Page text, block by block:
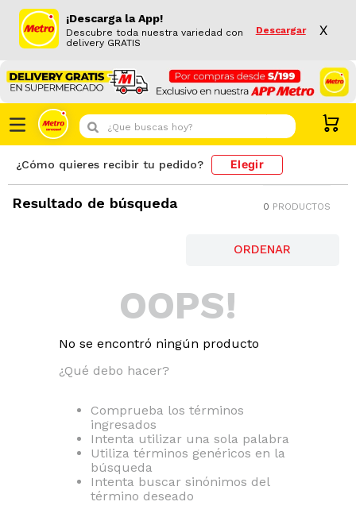
¡Descarga la App!
Descubre toda nuestra variedad con
delivery GRATIS
Descargar X
¿Que buscas hoy?
¿Cómo quieres recibir tu pedido? Elegir
Resultado de búsqueda 0 PRODUCTOS
OOPS!
No se encontró ningún producto
¿Qué debo hacer?
Comprueba los términos
ingresados
Intenta utilizar una sola palabra
Utiliza términos genéricos en la
búsqueda
Intenta buscar sinónimos del
término deseado